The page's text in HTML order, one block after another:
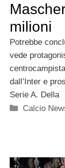
milioni
Potrebbe
vede
dall’Inter e
Serie A. Della
Categorie
Calcio